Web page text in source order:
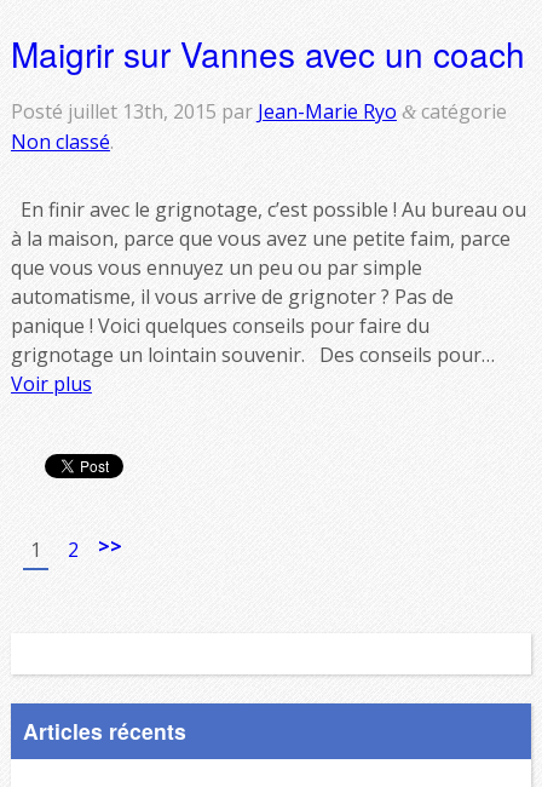
Maigrir sur Vannes avec un coach
Posté juillet 13th, 2015 par Jean-Marie Ryo &catégorie
Non classé.
En finir avec le grignotage, c’est possible ! Au bureau ou
à la maison, parce que vous avez une petite faim, parce
que vous vous ennuyez un peu ou par simple
automatisme, il vous arrive de grignoter ? Pas de
panique ! Voici quelques conseils pour faire du
grignotage un lointain souvenir. Des conseils pour…
Voir plus
1 2 >>
Articles récents